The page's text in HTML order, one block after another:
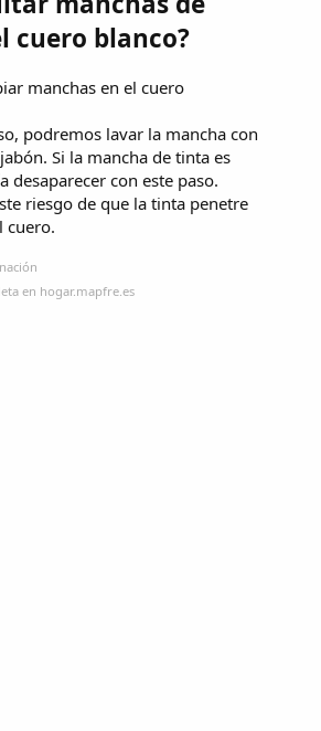
cuero blanco?
manchas en el cuero
podremos lavar la mancha con
Si la mancha de tinta es
desaparecer con este paso.
riesgo de que la tinta penetre
cuero.
en hogar.mapfre.es